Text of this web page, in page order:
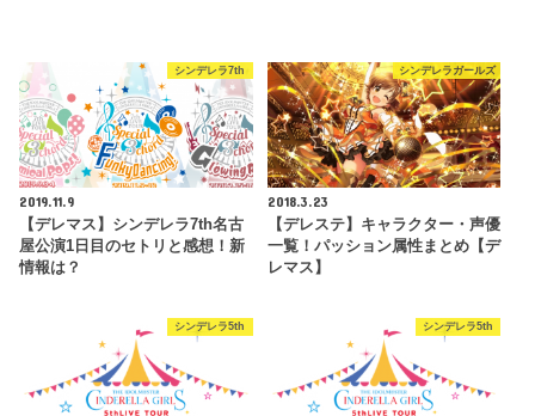
シンデレラ7th
2019.11.9
【デレマス】シンデレラ7th名古
屋公演1日目のセトリと感想！新
情報は？
シンデレラガールズ
2018.3.23
【デレステ】キャラクター・声優
一覧！パッション属性まとめ【デ
レマス】
シンデレラ5th シンデレラ5th